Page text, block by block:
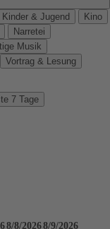
Kinder & Jugend
Kino
Narretei
Musik
Vortrag & Lesung
7 Tage